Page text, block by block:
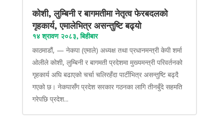
कोशी, लुम्बिनी र बागमतीमा नेतृत्व फेरबदलको
गृहकार्य, एमालेभित्र असन्तुष्टि बढ्यो
१४ श्रावण २०८३, बिहीबार
काठमाडौं, — नेकपा (एमाले) अध्यक्ष तथा प्रधानमन्त्री केपी शर्मा
ओलीले कोशी, लुम्बिनी र बागमती प्रदेशमा मुख्यमन्त्री परिवर्तनको
गृहकार्य अघि बढाएको चर्चा चलिरहँदा पार्टीभित्र असन्तुष्टि बढ्दै
गएको छ। नेकपासँग प्रदेश सरकार गठनका लागि तीनबुँदे सहमति
गरेपछि प्रदेश...